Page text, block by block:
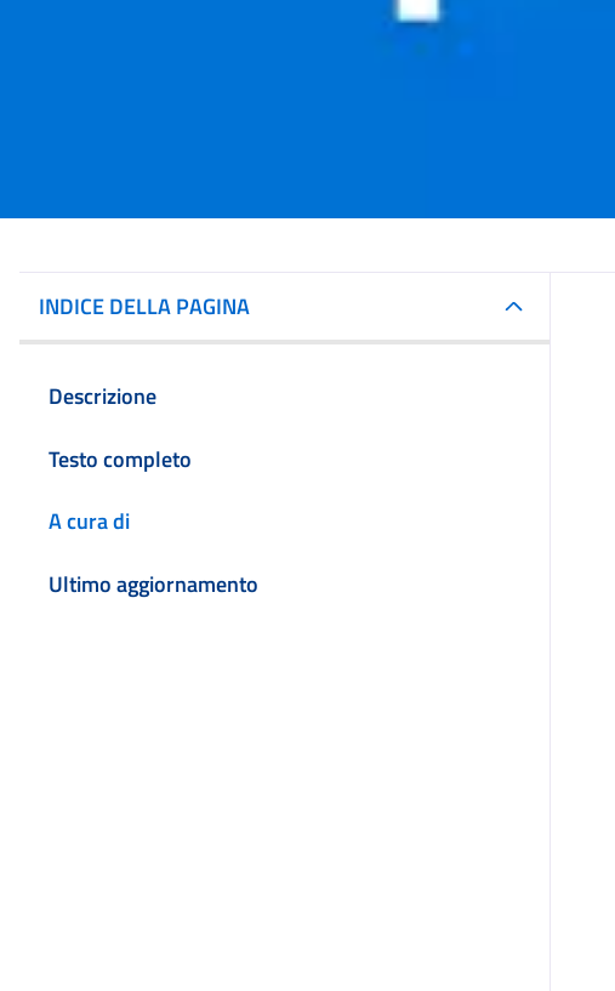
INDICE DELLA PAGINA
Descrizione
Testo completo
A cura di
Ultimo aggiornamento